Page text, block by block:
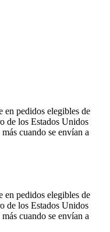
en pedidos elegibles de
de los Estados Unidos
más cuando se envían a
en pedidos elegibles de
de los Estados Unidos
más cuando se envían a